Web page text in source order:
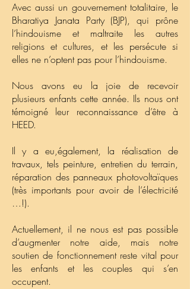
Avec aussi un gouvernement totalitaire, le
Bharatiya Janata Party (BJP), qui prône
l’hindouisme et maltraite les autres
religions et cultures, et les persécute si
elles ne n’optent pas pour l’hindouisme.
Nous avons eu la joie de recevoir
plusieurs enfants cette année. Ils nous ont
témoigné leur reconnaissance d’être à
HEED.
Il y a eu,également, la réalisation de
travaux, tels peinture, entretien du terrain,
réparation des panneaux photovoltaïques
(très importants pour avoir de l’électricité
…!).
Actuellement, il ne nous est pas possible
d’augmenter notre aide, mais notre
soutien de fonctionnement reste vital pour
les enfants et les couples qui s’en
occupent.